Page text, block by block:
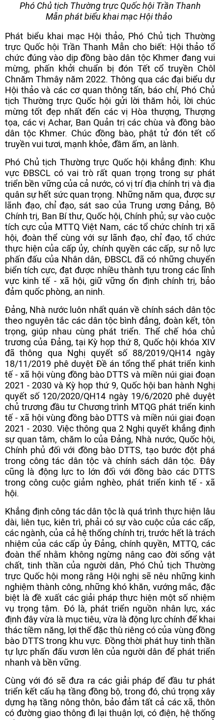
Phó Chủ tịch Thường trực Quốc hội Trần Thanh
Mẫn phát biểu khai mạc Hội thảo
Phát biểu khai mạc Hội thảo, Phó Chủ tịch Thường
trực Quốc hội Trần Thanh Mẫn cho biết: Hội thảo tổ
chức đúng vào dịp đồng bào dân tộc Khmer đang vui
mừng, phấn khởi chuẩn bị đón Tết cổ truyền Chôl
Chnăm Thmây năm 2022. Thông qua các đại biểu dự
Hội thảo và các cơ quan thông tấn, báo chí, Phó Chủ
tịch Thường trực Quốc hội gửi lời thăm hỏi, lời chúc
mừng tốt đẹp nhất đến các vị Hòa thượng, Thượng
tọa, các vị Achar, Ban Quản trị các chùa và đồng bào
dân tộc Khmer. Chúc đồng bào, phật tử đón tết cổ
truyền vui tươi, mạnh khỏe, đầm ấm, an lành.
Phó Chủ tịch Thường trực Quốc hội khẳng định: Khu
vực ĐBSCL có vai trò rất quan trọng trong sự phát
triển bền vững của cả nước, có vị trí địa chính trị và địa
quân sự hết sức quan trọng. Những năm qua, được sự
lãnh đạo, chỉ đạo, sát sao của Trung ương Đảng, Bộ
Chính trị, Ban Bí thư, Quốc hội, Chính phủ; sự vào cuộc
tích cực của MTTQ Việt Nam, các tổ chức chính trị xã
hội, đoàn thể cùng với sự lãnh đạo, chỉ đạo, tổ chức
thực hiện của cấp ủy, chính quyền các cấp, sự nỗ lực
phấn đấu của Nhân dân, ĐBSCL đã có những chuyển
biển tích cực, đạt được nhiều thành tựu trong các lĩnh
vực kinh tế - xã hội, giữ vững ổn định chính trị, bảo
đảm quốc phòng, an ninh.
Đảng, Nhà nước luôn nhất quán về chính sách dân tộc
theo nguyên tắc các dân tộc bình đẳng, đoàn kết, tôn
trọng, giúp nhau cùng phát triển. Thể chế hóa chủ
trương của Đảng, tại Kỳ họp thứ 8, Quốc hội khóa XIV
đã thông qua Nghị quyết số 88/2019/QH14 ngày
18/11/2019 phê duyệt Đề án tổng thể phát triển kinh
tế - xã hội vùng đồng bào DTTS và miền núi giai đoạn
2021 - 2030 và Kỳ họp thứ 9, Quốc hội ban hành Nghị
quyết số 120/2020/QH14 ngày 19/6/2020 phê duyệt
chủ trương đầu tư Chương trình MTQG phát triển kinh
tế - xã hội vùng đồng bào DTTS và miền núi giai đoạn
2021 - 2030. Việc thông qua 2 Nghị quyết khẳng định
sự quan tâm, chăm lo của Đảng, Nhà nước, Quốc hội,
Chính phủ đối với đồng bào DTTS, tạo bước đột phá
trong công tác dân tộc và chính sách dân tộc. Đây
cũng là động lực to lớn đối với đồng bào các DTTS
trong công cuộc giảm nghèo, phát triển kinh tế - xã
hội.
Khẳng định công tác dân tộc là quá trình thực hiện lâu
dài, liên tục, kiên trì, phải có sự vào cuộc của các cấp,
các ngành, của cả hệ thống chính trị, trước hết là trách
nhiệm của các cấp ủy Đảng, chính quyền, MTTQ, các
đoàn thể nhằm không ngừng nâng cao đời sống vật
chất, tinh thần của người dân, Phó Chủ tịch Thường
trực Quốc hội mong rằng Hội nghị sẽ nêu những kinh
nghiệm thành công, những khó khăn, vướng mắc, đặc
biệt là đề xuất các giải pháp thực hiện một số nhiệm
vụ trọng tậm. Đó là, phát triển nguồn nhân lực, xác
định đây vừa là mục tiêu, vừa là động lực chính để khai
thác tiềm năng, lợi thế đặc thù riêng có của vùng đồng
bào DTTS trong khu vực. Đồng thời phát huy tinh thần
tự lực phấn đấu vươn lên của người dân để phát triển
nhanh và bền vững.
Cùng với đó sẽ đưa ra các giải pháp để đầu tư phát
triển kết cấu hạ tầng đồng bộ, trong đó, chú trọng xây
dựng hạ tầng nông thôn, bảo đảm tất cả các xã, thôn
có đường giao thông đi lại thuận lợi, có điện, hệ thống